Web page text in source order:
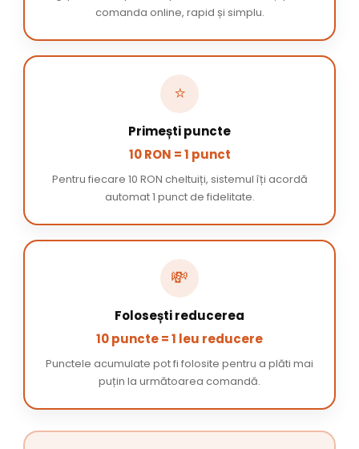
comanda online, rapid și simplu.
⭐
Primești puncte
10 RON = 1 punct
Pentru fiecare 10 RON cheltuiți, sistemul îți acordă
automat 1 punct de fidelitate.
💸
Folosești reducerea
10 puncte = 1 leu reducere
Punctele acumulate pot fi folosite pentru a plăti mai
puțin la următoarea comandă.